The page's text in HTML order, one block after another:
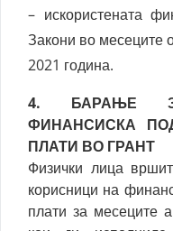
– искористената
Закони во месеците
2021 година.
4. БАРАЊЕ
ФИНАНСИСКА
ПЛАТИ ВО ГРАНТ
Физички лица
корисници на
плати за месеците